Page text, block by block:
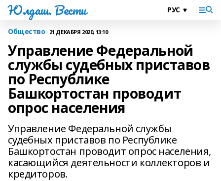
Юлдаш. Вести
Общество 21 ДЕКАБРЯ 2020, 13:10
Управление Федеральной
службы судебных приставов
по Республике
Башкортостан проводит
опрос населения
Управление Федеральной службы
судебных приставов по Республике
Башкортостан проводит опрос населения,
касающийся деятельности коллекторов и
кредиторов.